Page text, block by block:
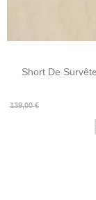
Short De
139,00 €
Prix
Prix